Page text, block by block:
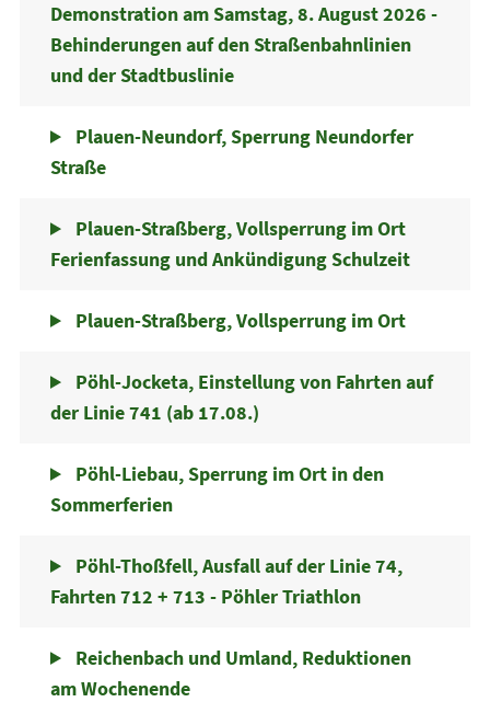
Demonstration am Samstag, 8. August 2026 -
Behinderungen auf den Straßenbahnlinien
und der Stadtbuslinie
Plauen-Neundorf, Sperrung Neundorfer
Straße
Plauen-Straßberg, Vollsperrung im Ort
Ferienfassung und Ankündigung Schulzeit
Plauen-Straßberg, Vollsperrung im Ort
Pöhl-Jocketa, Einstellung von Fahrten auf
der Linie 741 (ab 17.08.)
Pöhl-Liebau, Sperrung im Ort in den
Sommerferien
Pöhl-Thoßfell, Ausfall auf der Linie 74,
Fahrten 712 + 713 - Pöhler Triathlon
Reichenbach und Umland, Reduktionen
am Wochenende